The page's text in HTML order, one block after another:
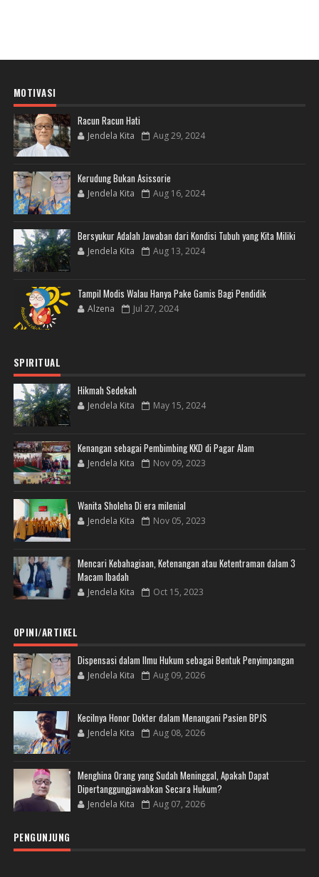
MOTIVASI
Racun Racun Hati
Jendela Kita Aug 29, 2024
Kerudung Bukan Asissorie
Jendela Kita Aug 16, 2024
Bersyukur Adalah Jawaban dari Kondisi Tubuh yang Kita Miliki
Jendela Kita Aug 13, 2024
Tampil Modis Walau Hanya Pake Gamis Bagi Pendidik
Alzena Jul 27, 2024
SPIRITUAL
Hikmah Sedekah
Jendela Kita May 15, 2024
Kenangan sebagai Pembimbing KKD di Pagar Alam
Jendela Kita Nov 09, 2023
Wanita Sholeha Di era milenial
Jendela Kita Nov 05, 2023
Mencari Kebahagiaan, Ketenangan atau Ketentraman dalam 3
Macam Ibadah
Jendela Kita Oct 15, 2023
OPINI/ARTIKEL
Dispensasi dalam Ilmu Hukum sebagai Bentuk Penyimpangan
Jendela Kita Aug 09, 2026
Kecilnya Honor Dokter dalam Menangani Pasien BPJS
Jendela Kita Aug 08, 2026
Menghina Orang yang Sudah Meninggal, Apakah Dapat
Dipertanggungjawabkan Secara Hukum?
Jendela Kita Aug 07, 2026
PENGUNJUNG